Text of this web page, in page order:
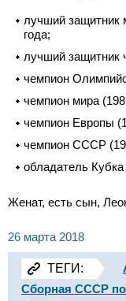
лучший защитник
года;
лучший защитник
чемпион
чемпион мира
чемпион Европы
чемпион СССР
обладатель
Женат, есть сын,
26 марта 2018
ТЕГИ:
Сборная СССР